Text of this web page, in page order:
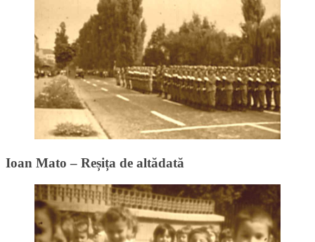
Ioan Mato – Reșița de altădată